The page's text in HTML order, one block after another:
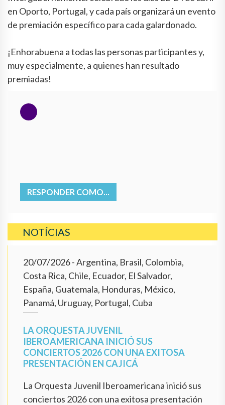
en Oporto, Portugal, y cada país organizará un evento
de premiación específico para cada galardonado.
¡Enhorabuena a todas las personas participantes y,
muy especialmente, a quienes han resultado
premiadas!
RESPONDER COMO...
NOTÍCIAS
20/07/2026- Argentina, Brasil, Colombia,
Costa Rica, Chile, Ecuador, El Salvador,
España, Guatemala, Honduras, México,
Panamá, Uruguay, Portugal, Cuba
LA ORQUESTA JUVENIL
IBEROAMERICANA INICIÓ SUS
CONCIERTOS 2026 CON UNA EXITOSA
PRESENTACIÓN EN CAJICÁ
La Orquesta Juvenil Iberoamericana inició sus
conciertos 2026 con una exitosa presentación